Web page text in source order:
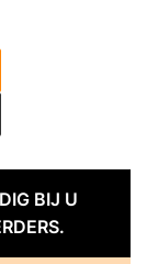
BIJ U